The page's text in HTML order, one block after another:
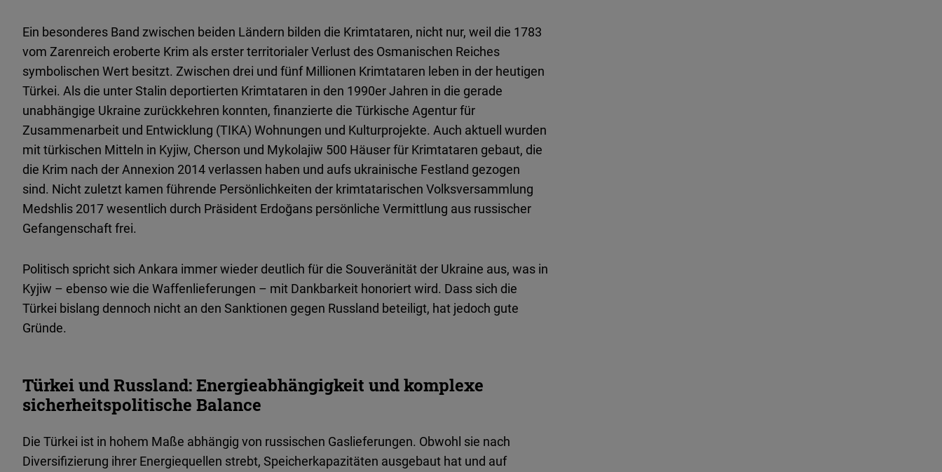
Ein besonderes Band zwischen beiden Ländern bilden die Krimtataren, nicht nur, weil die 1783
vom Zarenreich eroberte Krim als erster territorialer Verlust des Osmanischen Reiches
symbolischen Wert besitzt. Zwischen drei und fünf Millionen Krimtataren leben in der heutigen
Türkei. Als die unter Stalin deportierten Krimtataren in den 1990er Jahren in die gerade
unabhängige Ukraine zurückkehren konnten, finanzierte die Türkische Agentur für
Zusammenarbeit und Entwicklung (TIKA) Wohnungen und Kulturprojekte. Auch aktuell wurden
mit türkischen Mitteln in Kyjiw, Cherson und Mykolajiw 500 Häuser für Krimtataren gebaut, die
die Krim nach der Annexion 2014 verlassen haben und aufs ukrainische Festland gezogen
sind. Nicht zuletzt kamen führende Persönlichkeiten der krimtatarischen Volksversammlung
Medshlis 2017 wesentlich durch Präsident Erdoğans persönliche Vermittlung aus russischer
Gefangenschaft frei.
Politisch spricht sich Ankara immer wieder deutlich für die Souveränität der Ukraine aus, was in
Kyjiw – ebenso wie die Waffenlieferungen – mit Dankbarkeit honoriert wird. Dass sich die
Türkei bislang dennoch nicht an den Sanktionen gegen Russland beteiligt, hat jedoch gute
Gründe.
Türkei und Russland: Energieabhängigkeit und komplexe
sicherheitspolitische Balance
Die Türkei ist in hohem Maße abhängig von russischen Gaslieferungen. Obwohl sie nach
Diversifizierung ihrer Energiequellen strebt, Speicherkapazitäten ausgebaut hat und auf